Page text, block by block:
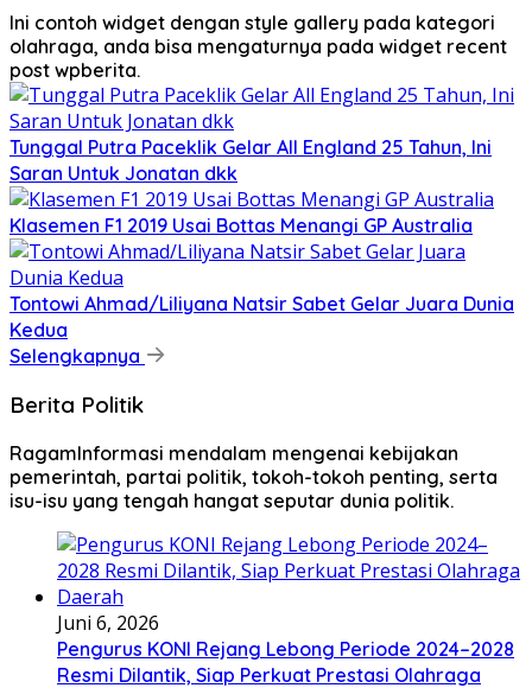
Ini contoh widget dengan style gallery pada kategori
olahraga, anda bisa mengaturnya pada widget recent
post wpberita.
Tunggal Putra Paceklik Gelar All England 25 Tahun, Ini
Saran Untuk Jonatan dkk
Klasemen F1 2019 Usai Bottas Menangi GP Australia
Tontowi Ahmad/Liliyana Natsir Sabet Gelar Juara Dunia
Kedua
Selengkapnya
Berita Politik
RagamInformasi mendalam mengenai kebijakan
pemerintah, partai politik, tokoh-tokoh penting, serta
isu-isu yang tengah hangat seputar dunia politik.
Juni 6, 2026
Pengurus KONI Rejang Lebong Periode 2024–2028
Resmi Dilantik, Siap Perkuat Prestasi Olahraga